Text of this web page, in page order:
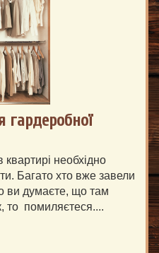
гардеробної
необхідно
Багато хто вже завели
ви думаєте, що там
то помиляєтеся....